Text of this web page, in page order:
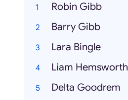
Robin Gibb
Barry Gibb
Lara Bingle
Liam Hemsworth
Delta Goodrem